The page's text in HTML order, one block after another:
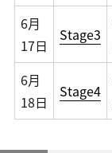
6月
17日
Stage3
6月
18日
Stage4